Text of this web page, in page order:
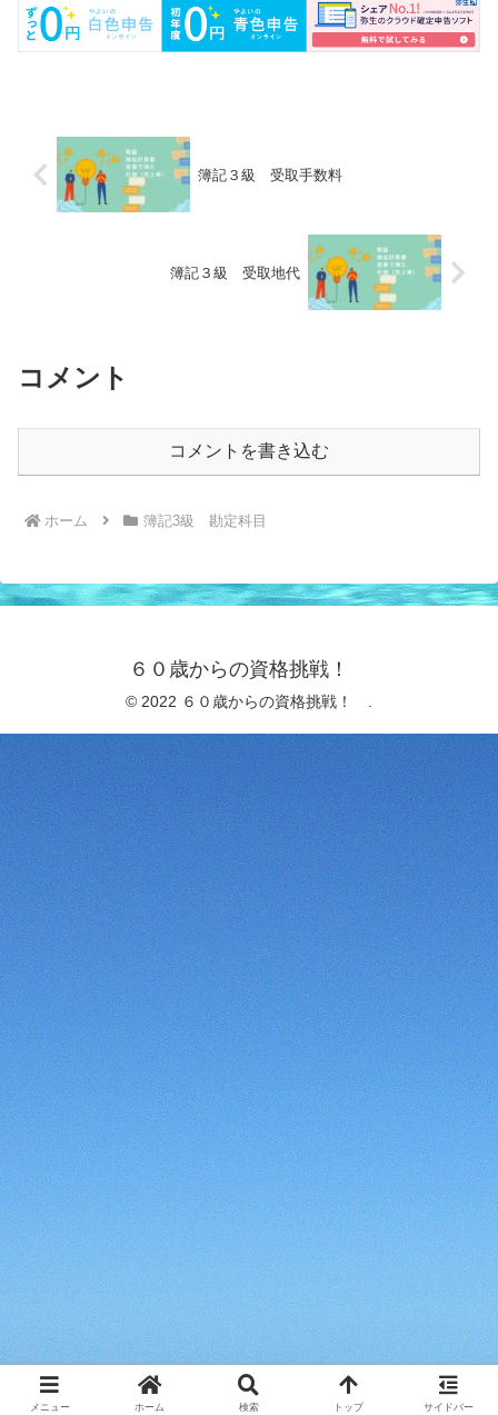
簿記３級 受取手数料
簿記３級 受取地代
コメント
コメントを書き込む
ホーム 簿記3級 勘定科目
６０歳からの資格挑戦！
© 2022 ６０歳からの資格挑戦！ .
メニュー ホーム 検索 トップ サイドバー